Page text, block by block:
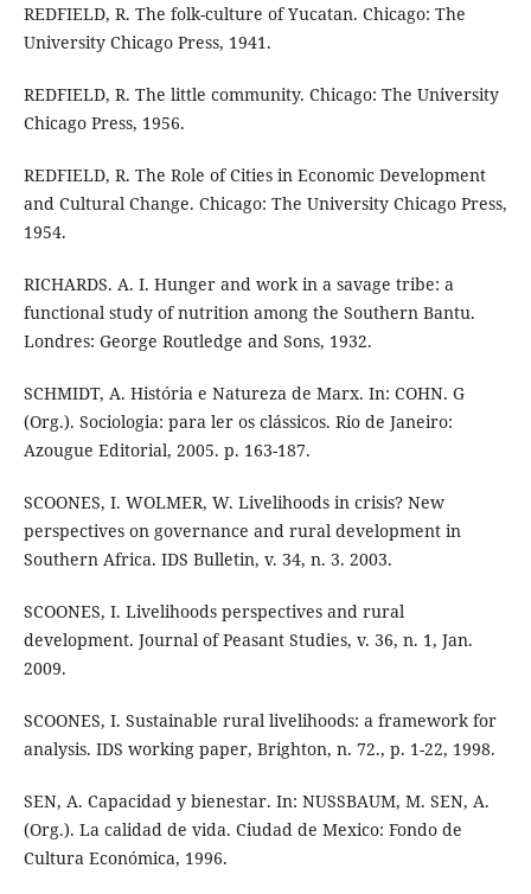
REDFIELD, R. The folk-culture of Yucatan. Chicago: The
University Chicago Press, 1941.
REDFIELD, R. The little community. Chicago: The University
Chicago Press, 1956.
REDFIELD, R. The Role of Cities in Economic Development
and Cultural Change. Chicago: The University Chicago Press,
1954.
RICHARDS. A. I. Hunger and work in a savage tribe: a
functional study of nutrition among the Southern Bantu.
Londres: George Routledge and Sons, 1932.
SCHMIDT, A. História e Natureza de Marx. In: COHN. G
(Org.). Sociologia: para ler os clássicos. Rio de Janeiro:
Azougue Editorial, 2005. p. 163-187.
SCOONES, I. WOLMER, W. Livelihoods in crisis? New
perspectives on governance and rural development in
Southern Africa. IDS Bulletin, v. 34, n. 3. 2003.
SCOONES, I. Livelihoods perspectives and rural
development. Journal of Peasant Studies, v. 36, n. 1, Jan.
2009.
SCOONES, I. Sustainable rural livelihoods: a framework for
analysis. IDS working paper, Brighton, n. 72., p. 1-22, 1998.
SEN, A. Capacidad y bienestar. In: NUSSBAUM, M. SEN, A.
(Org.). La calidad de vida. Ciudad de Mexico: Fondo de
Cultura Económica, 1996.